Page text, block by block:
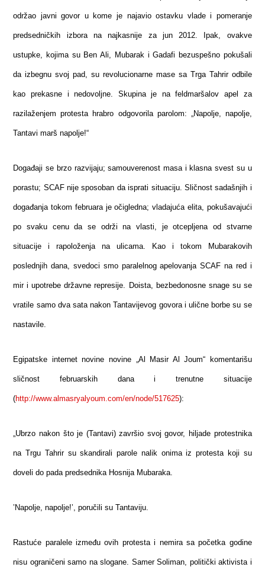
održao javni govor u kome je najavio ostavku vlade i pomeranje
predsedničkih izbora na najkasnije za jun 2012. Ipak, ovakve
ustupke, kojima su Ben Ali, Mubarak i Gadafi bezuspešno pokušali
da izbegnu svoj pad, su revolucionarne mase sa Trga Tahrir odbile
kao prekasne i nedovoljne. Skupina je na feldmaršalov apel za
razilaženjem protesta hrabro odgovorila parolom: „Napolje, napolje,
Tantavi marš napolje!“
Događaji se brzo razvijaju; samouverenost masa i klasna svest su u
porastu; SCAF nije sposoban da isprati situaciju. Sličnost sadašnjih i
događanja tokom februara je očigledna; vladajuća elita, pokušavajući
po svaku cenu da se održi na vlasti, je otcepljena od stvarne
situacije i rapoloženja na ulicama. Kao i tokom Mubarakovih
poslednjih dana, svedoci smo paralelnog apelovanja SCAF na red i
mir i upotrebe državne represije. Doista, bezbedonosne snage su se
vratile samo dva sata nakon Tantavijevog govora i ulične borbe su se
nastavile.
Egipatske internet novine novine „Al Masir Al Joum“ komentarišu
sličnost februarskih dana i trenutne situacije
(http://www.almasryalyoum.com/en/node/517625):
„Ubrzo nakon što je (Tantavi) završio svoj govor, hiljade protestnika
na Trgu Tahrir su skandirali parole nalik onima iz protesta koji su
doveli do pada predsednika Hosnija Mubaraka.
’Napolje, napolje!’, poručili su Tantaviju.
Rastuće paralele između ovih protesta i nemira sa početka godine
nisu ograničeni samo na slogane. Samer Soliman, politički aktivista i